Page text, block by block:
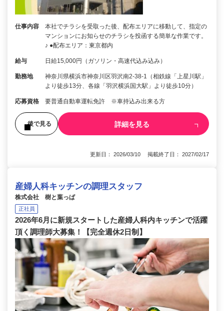
仕事内容
本社でチラシを受取った後、配布エリアに移動して、指定の
マンションにお知らせのチラシを投函する簡単な作業です。
♪ ●配布エリア：東京都内
給与 日給15,000円（ガソリン・高速代込み込み）
勤務地
神奈川県横浜市神奈川区羽沢南2-38-1（相鉄線「上星川駅」
より徒歩13分、各線「羽沢横浜国大駅」より徒歩10分）
応募資格 要普通自動車運転免許 ※車持込み出来る方
後で見る 詳細を見る
更新日： 2026/03/10 掲載終了日： 2027/02/17
産婦人科キッチンの調理スタッフ
株式会社 樹と葉っぱ
正社員
2026年6月に新規スタートした産婦人科内キッチンで活躍
頂く調理師大募集！【完全週休2日制】